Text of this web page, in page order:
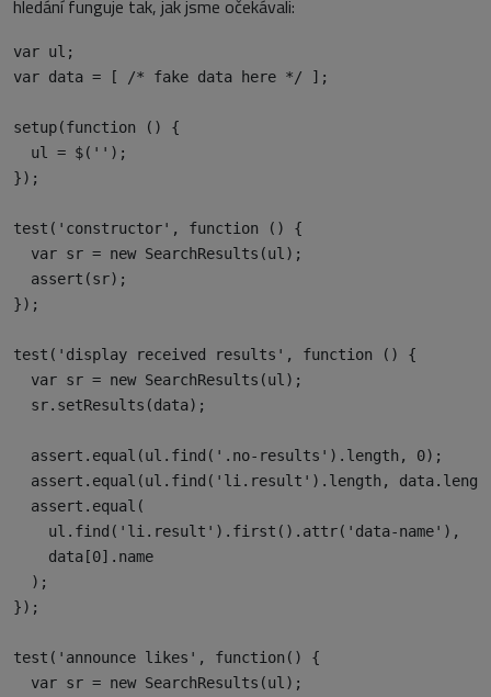
hledání funguje tak, jak jsme očekávali:
var ul;
var data = [ /* fake data here */ ];
setup(function () {
  ul = $('');
});
test('constructor', function () {
  var sr = new SearchResults(ul);
  assert(sr);
});
test('display received results', function () {
  var sr = new SearchResults(ul);
  sr.setResults(data);
  assert.equal(ul.find('.no-results').length, 0);
assert.equal(ul.find('li.result').length,
  assert.equal(
    ul.find('li.result').first().attr('data-name'),
    data[0].name
  );
});
test('announce likes', function() {
  var sr = new SearchResults(ul);